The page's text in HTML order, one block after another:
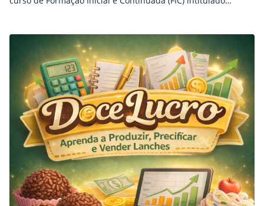
fundamentos de desenho, teoria das cores e técnicas de
aplicação prática. As inscrições são…